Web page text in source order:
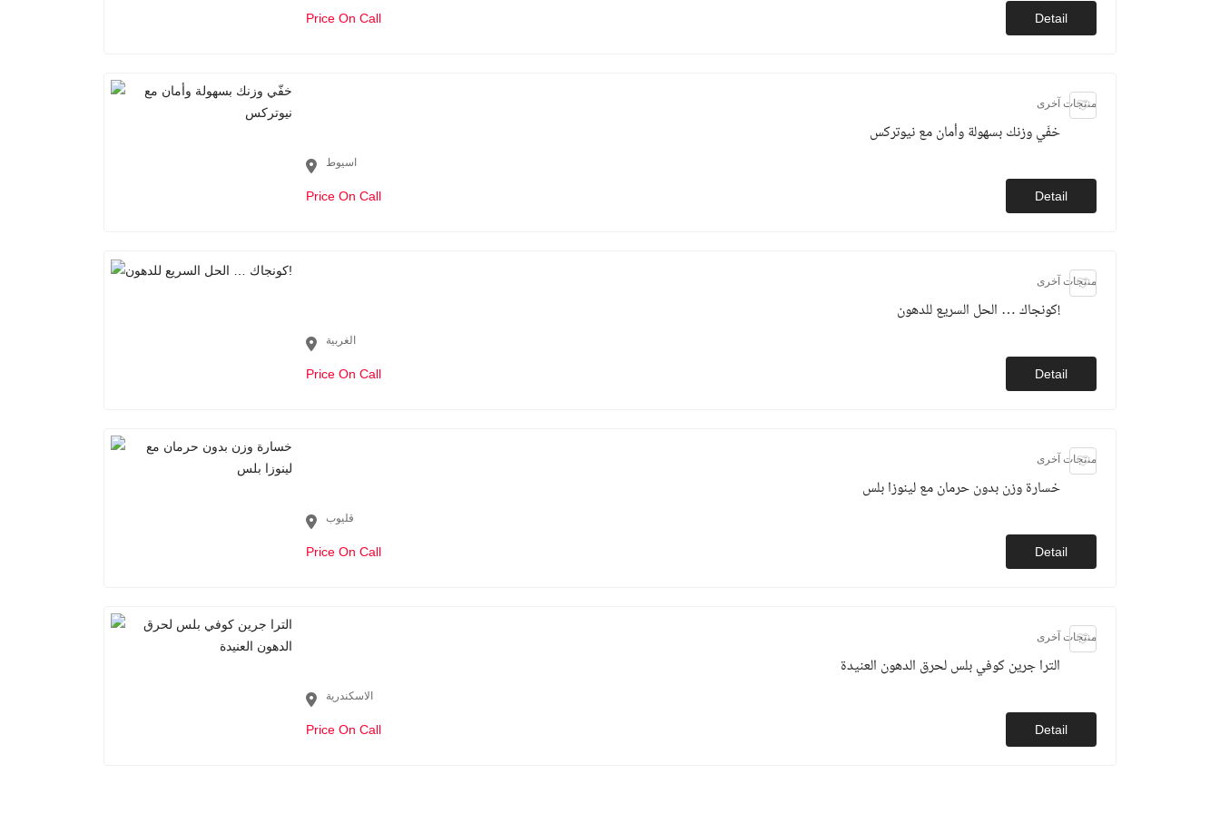
Price On Call Detail
منتجات آخرى
خفّي وزنك بسهولة وأمان مع نيوتركس
اسيوط
Price On Call Detail
منتجات آخرى
كونجاك … الحل السريع للدهون!
الغربية
Price On Call Detail
منتجات آخرى
خسارة وزن بدون حرمان مع لينوزا بلس
قليوب
Price On Call Detail
منتجات آخرى
الترا جرين كوفي بلس لحرق الدهون العنيدة
الاسكندرية
Price On Call Detail